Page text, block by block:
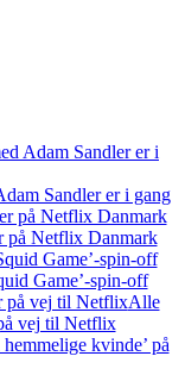
Sandler er i gang
på Netflix Danmark
Game’-spin-off
Alle
vej til Netflix